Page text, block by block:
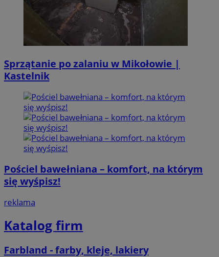
Sprzątanie po zalaniu w Mikołowie |
Kastelnik
Pościel bawełniana – komfort, na którym
się wyśpisz!
reklama
Katalog firm
Farbland - farby, kleje, lakiery